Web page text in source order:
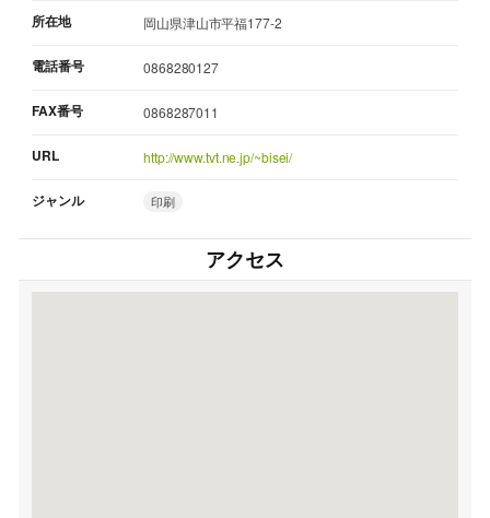
所在地 岡山県津山市平福177-2
電話番号 0868280127
FAX番号 0868287011
URL http://www.tvt.ne.jp/~bisei/
ジャンル 印刷
アクセス